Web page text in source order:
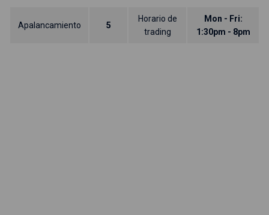
Apalancamiento 5
Horario de
trading
Mon - Fri:
1:30pm - 8pm